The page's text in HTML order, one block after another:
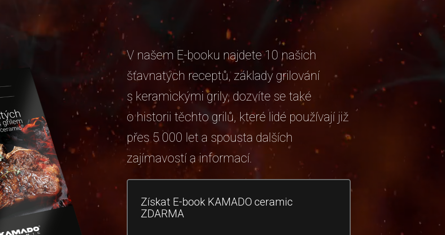
V našem E-booku najdete 10 našich
šťavnatých receptů, základy grilování
s keramickými grily, dozvíte se také
o historii těchto grilů, které lidé používají již
přes 5 000 let a spousta dalších
zajímavostí a informací.
Získat E-book KAMADO ceramic
ZDARMA